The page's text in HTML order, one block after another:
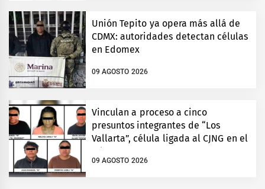
Unión Tepito ya opera más allá de
CDMX: autoridades detectan células
en Edomex
09 AGOSTO 2026
Vinculan a proceso a cinco
presuntos integrantes de “Los
Vallarta”, célula ligada al CJNG en el
09 AGOSTO 2026